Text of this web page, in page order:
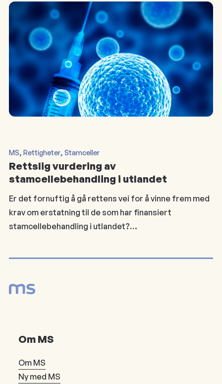
MS, Rettigheter, Stamceller
Rettslig vurdering av
stamcellebehandling i utlandet
Er det fornuftig å gå rettens vei for å vinne frem med
krav om erstatning til de som har finansiert
stamcellebehandling i utlandet?…
Om MS
Om MS
Ny med MS